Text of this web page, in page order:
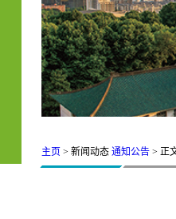
主页 > 新闻动态 通知公告 > 正